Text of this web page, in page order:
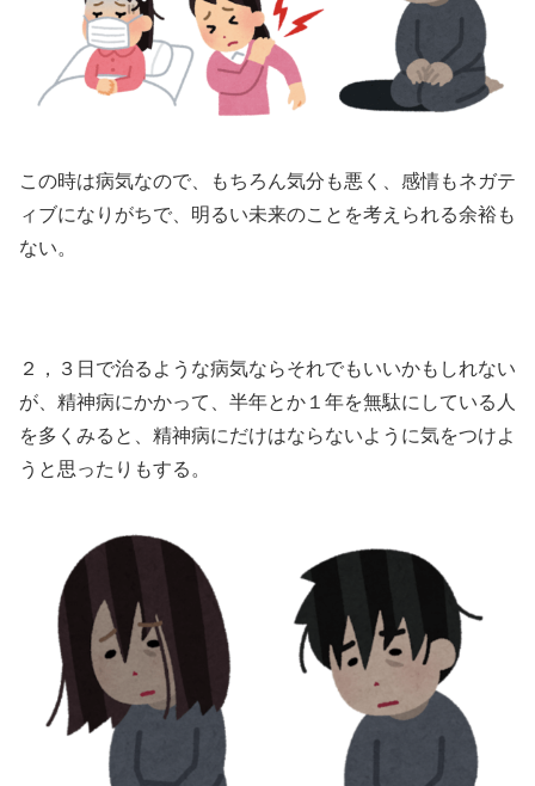
この時は病気なので、もちろん気分も悪く、感情もネガテ
ィブになりがちで、明るい未来のことを考えられる余裕も
ない。
２，３日で治るような病気ならそれでもいいかもしれない
が、精神病にかかって、半年とか１年を無駄にしている人
を多くみると、精神病にだけはならないように気をつけよ
うと思ったりもする。